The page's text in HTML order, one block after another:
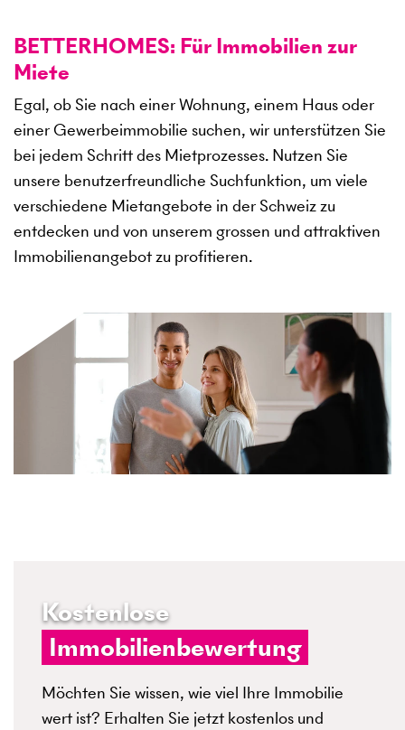
BETTERHOMES: Für Immobilien zur
Miete
Egal, ob Sie nach einer Wohnung, einem Haus oder
einer Gewerbeimmobilie suchen, wir unterstützen Sie
bei jedem Schritt des Mietprozesses. Nutzen Sie
unsere benutzerfreundliche Suchfunktion, um viele
verschiedene Mietangebote in der Schweiz zu
entdecken und von unserem grossen und attraktiven
Immobilienangebot zu profitieren.
Kostenlose
Immobilienbewertung
Möchten Sie wissen, wie viel Ihre Immobilie
wert ist? Erhalten Sie jetzt kostenlos und